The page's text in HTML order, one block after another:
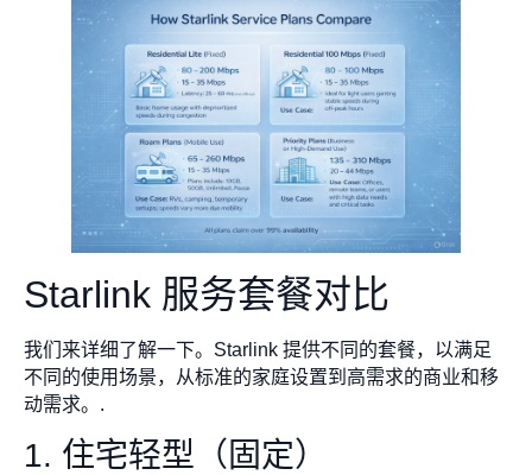
Starlink 服务套餐对比
我们来详细了解一下。Starlink 提供不同的套餐，以满足
不同的使用场景，从标准的家庭设置到高需求的商业和移
动需求。.
1. 住宅轻型（固定）